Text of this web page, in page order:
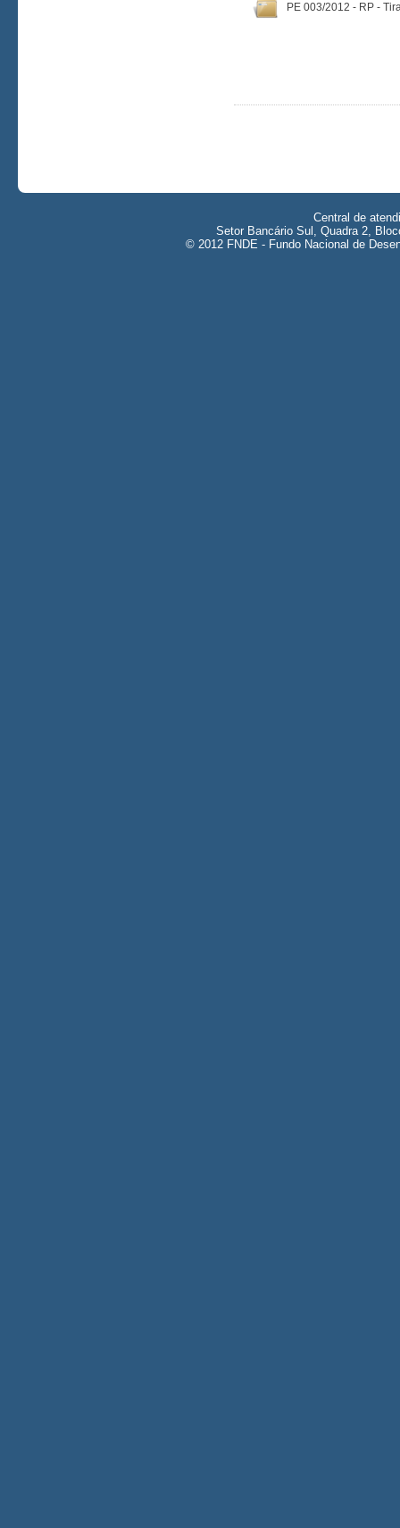
PE 003/2012 - RP -
Central de
Setor Bancário Sul, Quadra 2,
© 2012 FNDE - Fundo Nacional de